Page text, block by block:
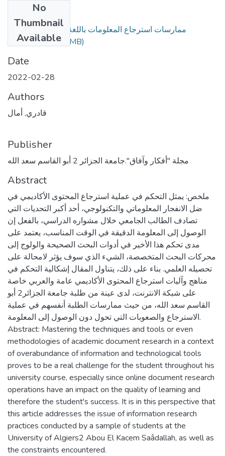
No
Thumbnail
Available
ممارسات استرجاع المعلومات باللغة العربية على شبكة
الأنترنت.pdf(1.15 MB)
Date
2022-02-28
Authors
قادري, أمال
Publisher
مجلة "أفكار وآفاق".جامعة الجزائر 2 أبو القاسم سعد الله
Abstract
ملخص: يمثل التحكم في عملية استرجاع المحتوى الأكاديمي في
ضل الانفجار المعلوماتي والتكنولوجي، أحد أكبر التحديات التي
تصادف الطالب الجامعي خلال مشواره الدراسي، بالفعل إن
الوصول إلى المعلومة الدقيقة في الوقت المناسب، يعتمد على
مدى تحكم هذا الأخير في أدوات البحث الصحيحة والولوج إلى
محركات البحث المتخصصة، الشيء الذي سوف يؤثر لامحالة على
تحصيله العلمي. بناء على ذلك، يتناول المقال إشكالية التحكم في
مناهج وآليات استرجاع المحتوى الأكاديمي عامة والعربي خاصة
على شبكة الانترنت، لدى عينة من طلبة جامعة الجزائر2 أبو
القاسم سعد الله، من حيث ممارسات الطلبة أنفسهم في عملية
الاسترجاع والصعوبات التي تحول دون الوصول إلى المعلومة.
Abstract: Mastering the techniques and tools or even
methodologies of academic document research in a context
of overabundance of information and technological tools
proves to be a real challenge for the student throughout his
university course, especially since online document research
operations have an impact on the quality of learning and
therefore the student's success. It is in this perspective that
this article addresses the issue of information research
practices conducted by a sample of students at the
University of Algiers2 Abou El Kacem Saâdallah, as well as
the constraints encountered.